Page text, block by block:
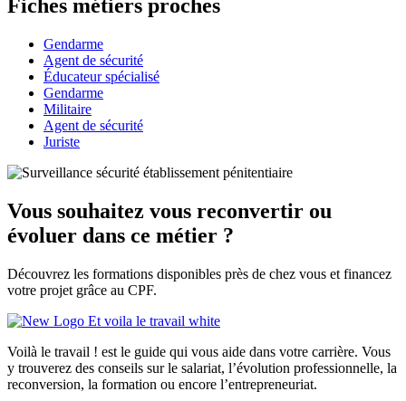
Fiches métiers proches
Gendarme
Agent de sécurité
Éducateur spécialisé
Gendarme
Militaire
Agent de sécurité
Juriste
Vous souhaitez vous reconvertir ou
évoluer dans ce métier ?
Découvrez les formations disponibles près de chez vous et financez
votre projet grâce au CPF.
Voilà le travail ! est le guide qui vous aide dans votre carrière. Vous
y trouverez des conseils sur le salariat, l’évolution professionnelle, la
reconversion, la formation ou encore l’entrepreneuriat.